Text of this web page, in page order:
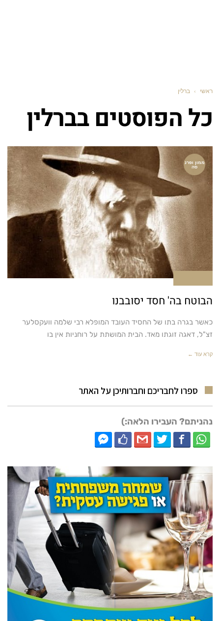
ראשי › ברלין
כל הפוסטים בברלין
ממון ופרנ
סה
הבוטח בה' חסד יסובבנו
כאשר בגרה בתו של החסיד העובד המופלא רבי שלמה וועקסלער
זצ"ל, דאגה זוגתו מאד. הבית המושתת על רוחניות אין בו
קרא עוד ←
ספרו לחבריכם וחברותיכן על האתר
נהניתם? העבירו הלאה:)